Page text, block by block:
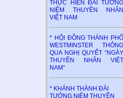
THỰC HIỆN ĐÀI TƯỞNG
NIỆM THUYỀN NHÂN
VIỆT NAM
* HỘI ĐỒNG THÀNH PHỐ
WESTMINSTER THÔNG
QUA NGHỊ QUYẾT “NGÀY
THUYỀN NHÂN VIỆT
NAM”
* KHÁNH THÀNH ĐÀI
TƯỞNG NIỆM THUYỀN